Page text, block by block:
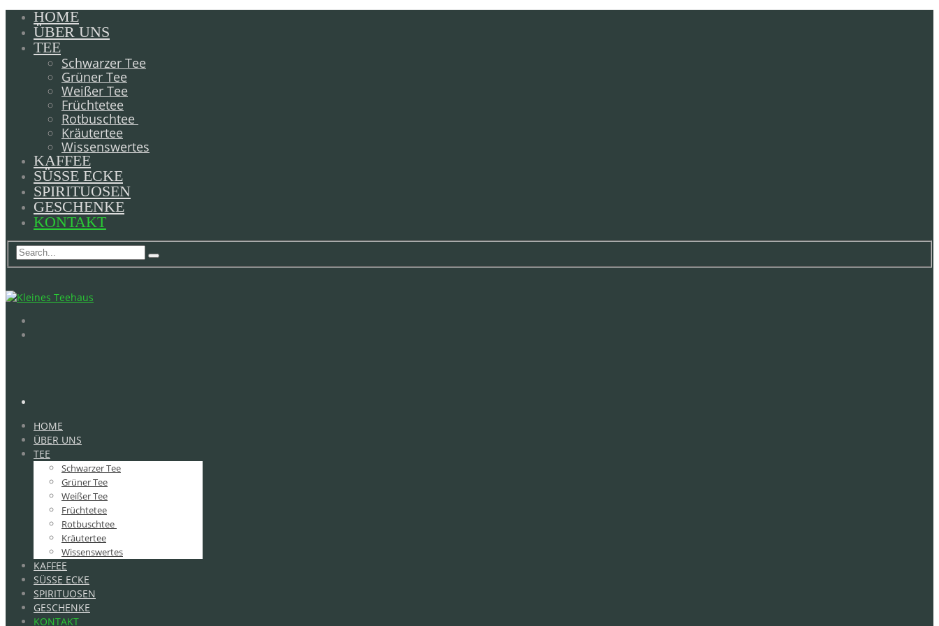
HOME
ÜBER UNS
TEE
Schwarzer Tee
Grüner Tee
Weißer Tee
Früchtetee
Rotbuschtee
Kräutertee
Wissenswertes
KAFFEE
SÜSSE ECKE
SPIRITUOSEN
GESCHENKE
KONTAKT
HOME
ÜBER UNS
TEE
Schwarzer Tee
Grüner Tee
Weißer Tee
Früchtetee
Rotbuschtee
Kräutertee
Wissenswertes
KAFFEE
SÜSSE ECKE
SPIRITUOSEN
GESCHENKE
KONTAKT